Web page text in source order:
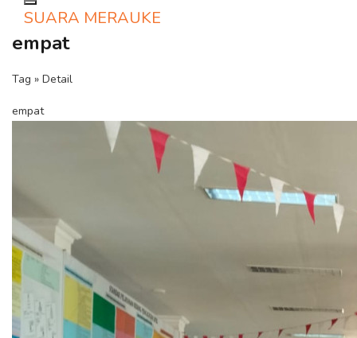
Toggle navigation
SUARA MERAUKE
empat
Tag » Detail
empat